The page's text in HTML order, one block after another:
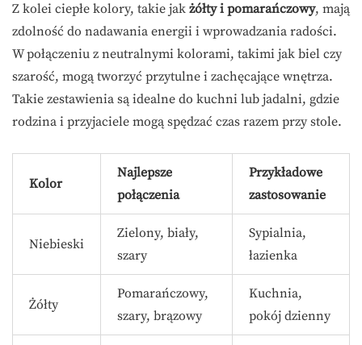
Z kolei ciepłe kolory, takie jak żółty i pomarańczowy, mają
zdolność do nadawania energii i wprowadzania radości.
W połączeniu z neutralnymi kolorami, takimi jak biel czy
szarość, mogą tworzyć przytulne i zachęcające wnętrza.
Takie zestawienia są idealne do kuchni lub jadalni, gdzie
rodzina i przyjaciele mogą spędzać czas razem przy stole.
Kolor
Najlepsze
połączenia
Przykładowe
zastosowanie
Niebieski
Zielony, biały,
szary
Sypialnia,
łazienka
Żółty
Pomarańczowy,
szary, brązowy
Kuchnia,
pokój dzienny